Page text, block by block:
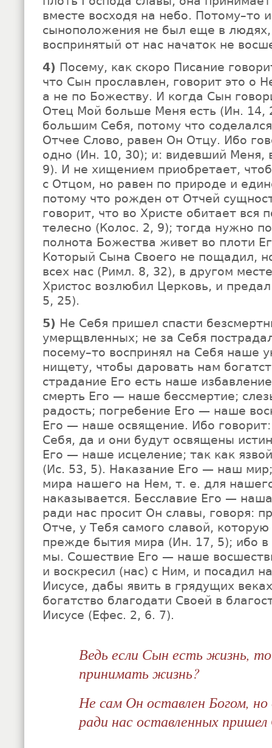
вместе восходя на небо. Потому–то
сыноположения не был еще в людях,
воспринятый от нас начаток не
4) Посему, как скоро Писание
что Сын прославлен, говорит это о
а не по Божеству. И когда Сын
Отец Мой больше Меня есть (Ин. 14,
большим Себя, потому что
Отчее Слово, равен Он Отцу. Ибо
одно (Ин. 10, 30); и: видевший Меня,
9). И не хищением приобретает,
с Отцом, но равен по природе и
потому что рожден от Отчей
говорит, что во Христе обитает вся
телесно (Колос. 2, 9); тогда нужно
полнота Божества живет во плоти
Который Сына Своего не пощадил,
всех нас (Римл. 8, 32), в другом
Христос возлюбил Церковь, и
5, 25).
5) Не Себя пришел спасти
умерщвленных; не за Себя
посему–то воспринял на Себя наше
нищету, чтобы даровать нам
страдание Его есть наше
смерть Его — наше бессмертие;
радость; погребение Его — наше
Его — наше освящение. Ибо
Себя, да и они будут освящены
Его — наше исцеление; так как
(Ис. 53, 5). Наказание Его — наш
мира нашего на Нем, т. е. для
наказывается. Бесславие Его —
ради нас просит Он славы, говоря:
Отче, у Тебя самого славой,
прежде бытия мира (Ин. 17, 5); ибо в
мы. Сошествие Его — наше
и воскресил (нас) с Ним, и посадил
Иисусе, дабы явить в грядущих
богатство благодати Своей в
Иисусе (Ефес. 2, 6. 7).
Ведь если Сын есть жизнь,
принимать жизнь?
Не сам Он оставлен Богом,
ради нас оставленных